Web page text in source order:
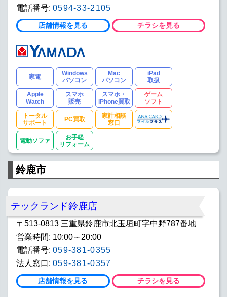
電話番号: 0594-33-2105
店舗情報を見る チラシを見る
家電
Windows
パソコン
Mac
パソコン
iPad
取扱
Apple
Watch
スマホ
販売
スマホ・
iPhone買取
ゲーム
ソフト
トータル
サポート
PC買取
家計相談
窓口
電動ソファ
お手軽
リフォーム
鈴鹿市
テックランド鈴鹿店
〒513-0813 三重県鈴鹿市北玉垣町字中野787番地
営業時間: 10:00～20:00
電話番号: 059-381-0355
法人窓口: 059-381-0357
店舗情報を見る チラシを見る